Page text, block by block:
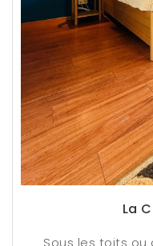
La
Sous les toits